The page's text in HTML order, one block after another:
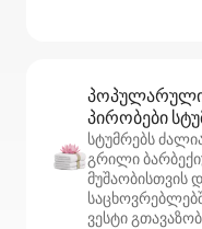
პირობები
სტუმრებს
გრილი
მუშაობისთვის
ვესტი